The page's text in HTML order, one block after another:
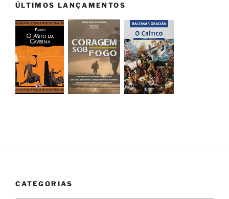
ÚLTIMOS LANÇAMENTOS
CATEGORIAS